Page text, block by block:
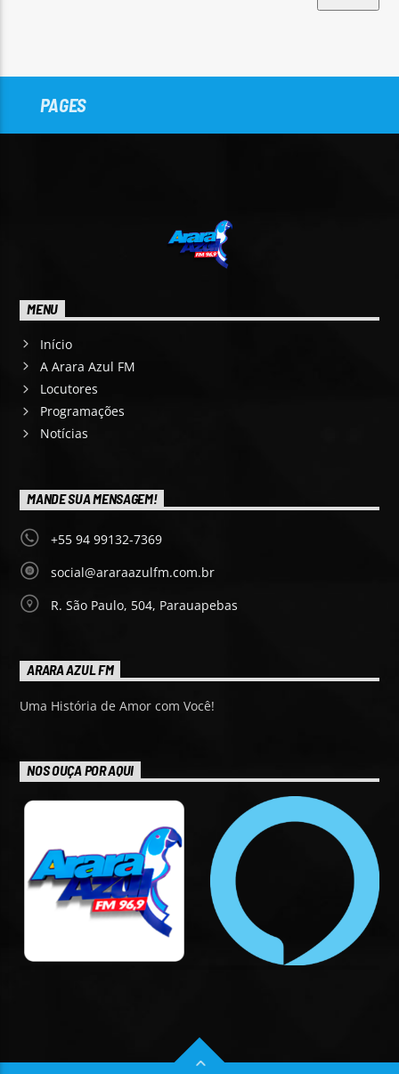
PAGES
MENU
Início
A Arara Azul FM
Locutores
Programações
Notícias
MANDE SUA MENSAGEM!
+55 94 99132-7369
social@araraazulfm.com.br
R. São Paulo, 504, Parauapebas
ARARA AZUL FM
Uma História de Amor com Você!
NOS OUÇA POR AQUI